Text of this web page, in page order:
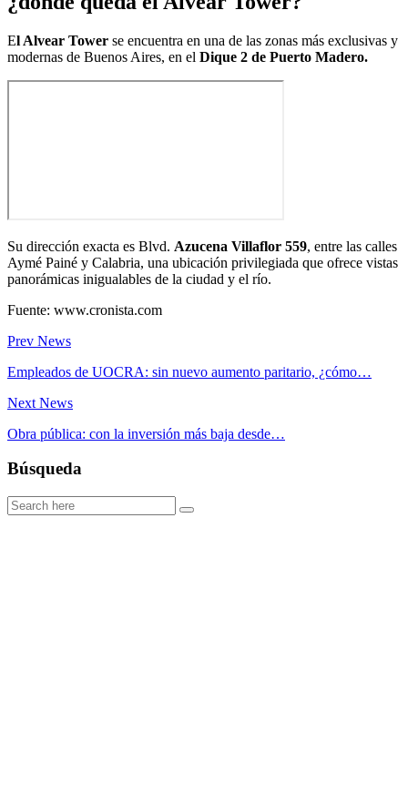
El Alvear Tower se encuentra en una de las zonas más exclusivas y
modernas de Buenos Aires, en el Dique 2 de Puerto Madero.
Su dirección exacta es Blvd. Azucena Villaflor 559, entre las calles
Aymé Painé y Calabria, una ubicación privilegiada que ofrece vistas
panorámicas inigualables de la ciudad y el río.
Fuente: www.cronista.com
Prev News
Empleados de UOCRA: sin nuevo aumento paritario, ¿cómo…
Next News
Obra pública: con la inversión más baja desde…
Búsqueda